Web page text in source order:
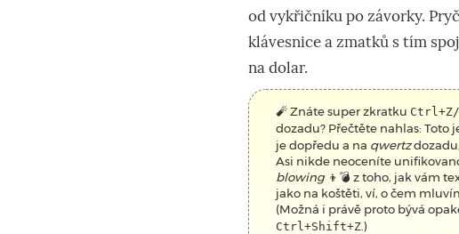
od vykřičníku po závorky.
klávesnice a zmatků s tím
na dolar.
🧨 Znáte super zkratku Ctrl+Z/
dozadu? Přečtěte nahlas: Toto
je dopředu a na qwertzdozadu,
Asi nikde neoceníte
blowing 👦💣 z toho, jak vám
jako na koštěti, ví, o čem
(Možná i právě proto bývá
Ctrl+Shift+Z.)